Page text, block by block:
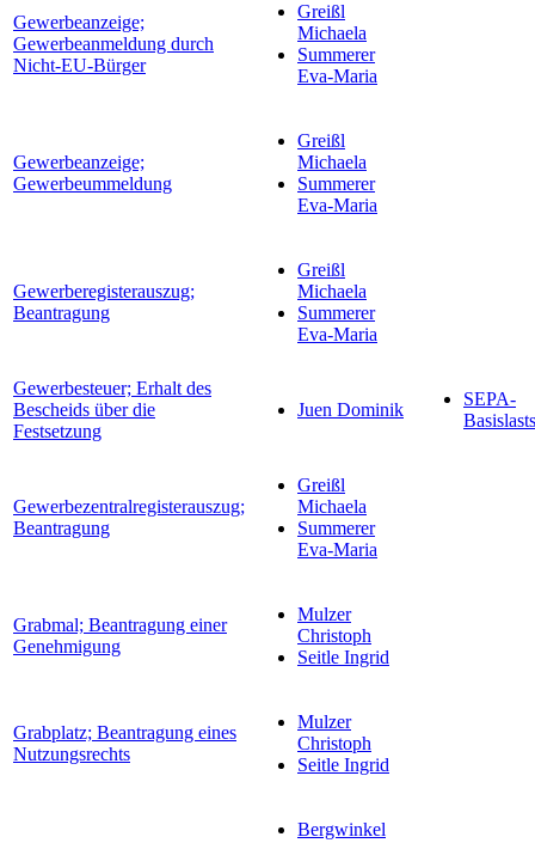
Gewerbeanzeige;
Gewerbeanmeldung durch
Nicht-EU-Bürger
Greißl
Michaela
Summerer
Eva-Maria
Gewerbeanzeige;
Gewerbeummeldung
Greißl
Michaela
Summerer
Eva-Maria
Gewerberegisterauszug;
Beantragung
Greißl
Michaela
Summerer
Eva-Maria
Gewerbesteuer; Erhalt des
Bescheids über die
Festsetzung
Juen Dominik
SEPA-
Gewerbezentralregisterauszug;
Beantragung
Greißl
Michaela
Summerer
Eva-Maria
Grabmal; Beantragung einer
Genehmigung
Mulzer
Christoph
Seitle Ingrid
Grabplatz; Beantragung eines
Nutzungsrechts
Mulzer
Christoph
Seitle Ingrid
Bergwinkel